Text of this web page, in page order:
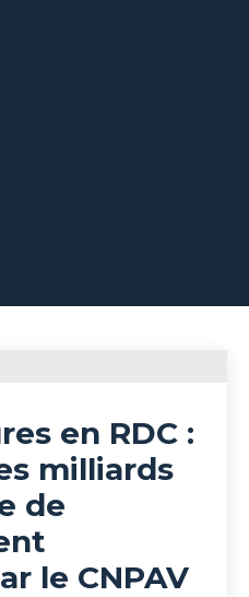
en RDC :
milliards
de
le CNPAV